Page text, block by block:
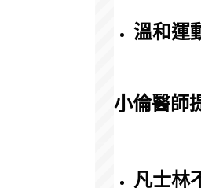
溫和運
小倫醫師
凡士林